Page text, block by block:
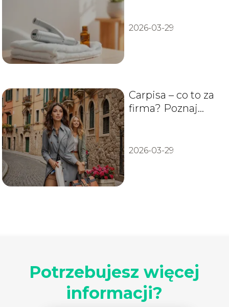
2026-03-29
Carpisa – co to za
firma? Poznaj
2026-03-29
Potrzebujesz więcej
informacji?